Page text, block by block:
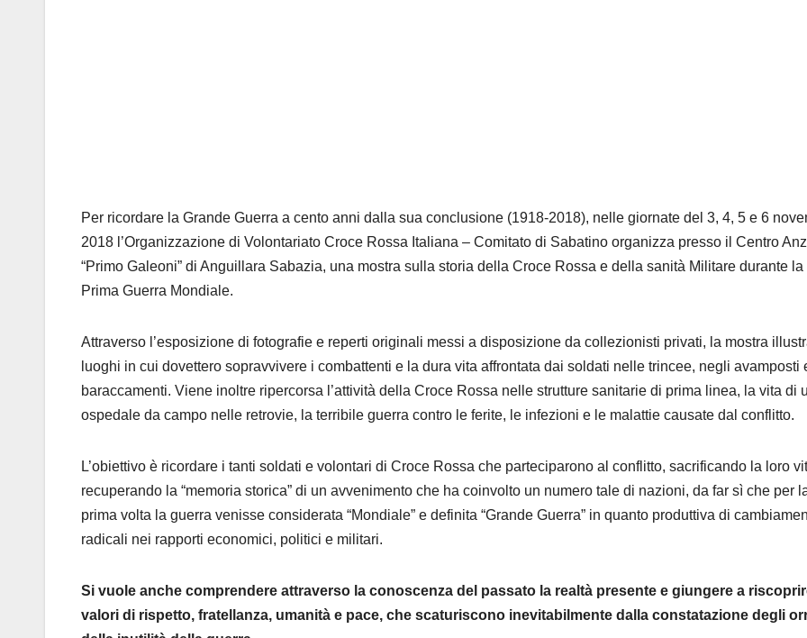
Per ricordare la Grande Guerra a cento anni dalla sua conclusione (1918-2018), nelle giornate del 3, 4, 5 e 6
2018 l’Organizzazione di Volontariato Croce Rossa Italiana – Comitato di Sabatino organizza presso il Centro
“Primo Galeoni” di Anguillara Sabazia, una mostra sulla storia della Croce Rossa e della sanità Militare durante la
Prima Guerra Mondiale.
Attraverso l’esposizione di fotografie e reperti originali messi a disposizione da collezionisti privati, la mostra
luoghi in cui dovettero sopravvivere i combattenti e la dura vita affrontata dai soldati nelle trincee, negli avamposti
baraccamenti. Viene inoltre ripercorsa l’attività della Croce Rossa nelle strutture sanitarie di prima linea, la vita di
ospedale da campo nelle retrovie, la terribile guerra contro le ferite, le infezioni e le malattie causate dal conflitto.
L’obiettivo è ricordare i tanti soldati e volontari di Croce Rossa che parteciparono al conflitto, sacrificando la loro
recuperando la “memoria storica” di un avvenimento che ha coinvolto un numero tale di nazioni, da far sì che per
prima volta la guerra venisse considerata “Mondiale” e definita “Grande Guerra” in quanto produttiva di
radicali nei rapporti economici, politici e militari.
Si vuole anche comprendere attraverso la conoscenza del passato la realtà presente e giungere a
valori di rispetto, fratellanza, umanità e pace, che scaturiscono inevitabilmente dalla constatazione degli